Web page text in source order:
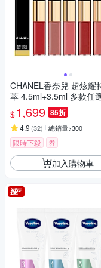
CHANEL香奈兒 超炫耀
萃 4.5ml+3.5ml 多款任
$1,699 85折
4.9 (32) 總銷量>300
限時下殺 券
加入購物車